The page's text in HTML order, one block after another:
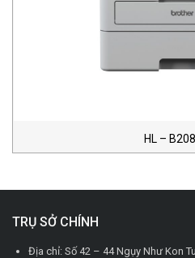
HL –
TRỤ SỞ CHÍNH
Địa chỉ: Số 42 – 44 Ngụy Như Kon